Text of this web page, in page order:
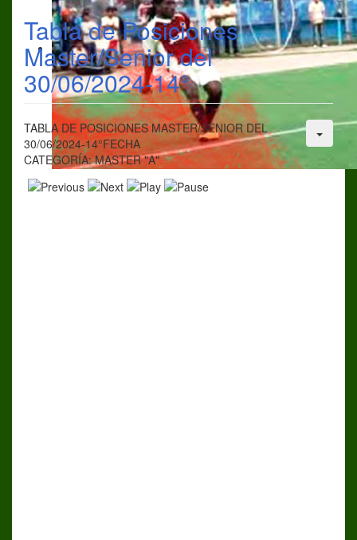
Tabla de Posiciones
Master/Senior del
30/06/2024-14°
TABLA DE POSICIONES MASTER/SENIOR DEL
30/06/2024-14°FECHA
CATEGORÍA: MASTER "A"